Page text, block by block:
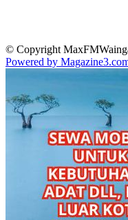
© Copyright
Powered by